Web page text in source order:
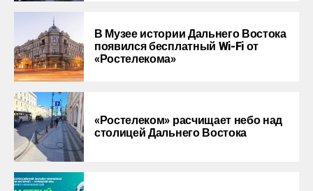
В Музее истории Дальнего Востока
появился бесплатный Wi-Fi от
«Ростелекома»
«Ростелеком» расчищает небо над
столицей Дальнего Востока